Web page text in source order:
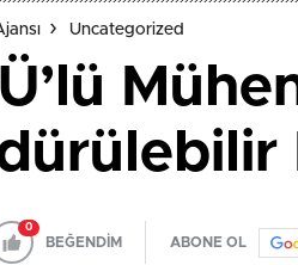
Uncategorized
0
BEĞENDİM ABONE OL